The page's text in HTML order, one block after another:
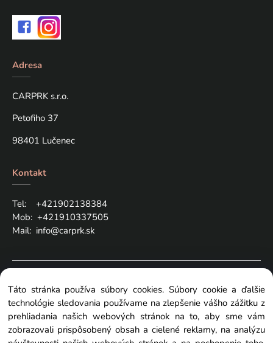
Adresa
CARPRK s.r.o.
Petofiho 37
98401 Lučenec
Kontakt
Tel: +421902138384
Mob: +421910337505
Mail: info@carprk.sk
Táto stránka používa súbory cookies. Súbory cookie a ďalšie
technológie sledovania používame na zlepšenie vášho zážitku z
prehliadania našich webových stránok na to, aby sme vám
zobrazovali prispôsobený obsah a cielené reklamy, na analýzu